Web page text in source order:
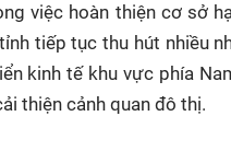
việc hoàn thiện cơ sở
tiếp tục thu hút nhiều
kinh tế khu vực phía
thiện cảnh quan đô thị.